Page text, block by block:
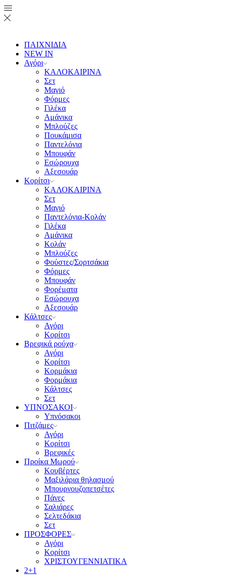
ΠΑΙΧΝΙΔΙΑ
NEW IN
Αγόρι
ΚΑΛΟΚΑΙΡΙΝΑ
Σετ
Μαγιό
Φόρμες
Γιλέκα
Αμάνικα
Μπλούζες
Πουκάμισα
Παντελόνια
Μπουφάν
Εσώρουχα
Αξεσουάρ
Κορίτσι
ΚΑΛΟΚΑΙΡΙΝΑ
Σετ
Μαγιό
Παντελόνια-Κολάν
Γιλέκα
Αμάνικα
Κολάν
Μπλούζες
Φούστες/Σορτσάκια
Φόρμες
Μπουφάν
Φορέματα
Εσώρουχα
Αξεσουάρ
Κάλτσες
Αγόρι
Κορίτσι
Βρεφικά ρούχα
Αγόρι
Κορίτσι
Κορμάκια
Φορμάκια
Κάλτσες
Σετ
ΥΠΝΟΣΑΚΟΙ
Υπνόσακοι
Πιτζάμες
Αγόρι
Κορίτσι
Βρεφικές
Προίκα Μωρού
Κουβέρτες
Μαξιλάρια θηλασμού
Μπουρνουζοπετσέτες
Πάνες
Σαλιάρες
Σελτεδάκια
Σετ
ΠΡΟΣΦΟΡΕΣ
Αγόρι
Κορίτσι
ΧΡΙΣΤΟΥΓΕΝΝΙΑΤΙΚΑ
2+1